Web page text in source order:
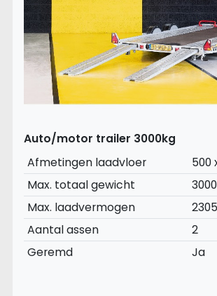
Auto/motor trailer 3000kg
Afmetingen laadvloer
500
Max. totaal gewicht
Max. laadvermogen
Aantal assen
2
Geremd
Ja